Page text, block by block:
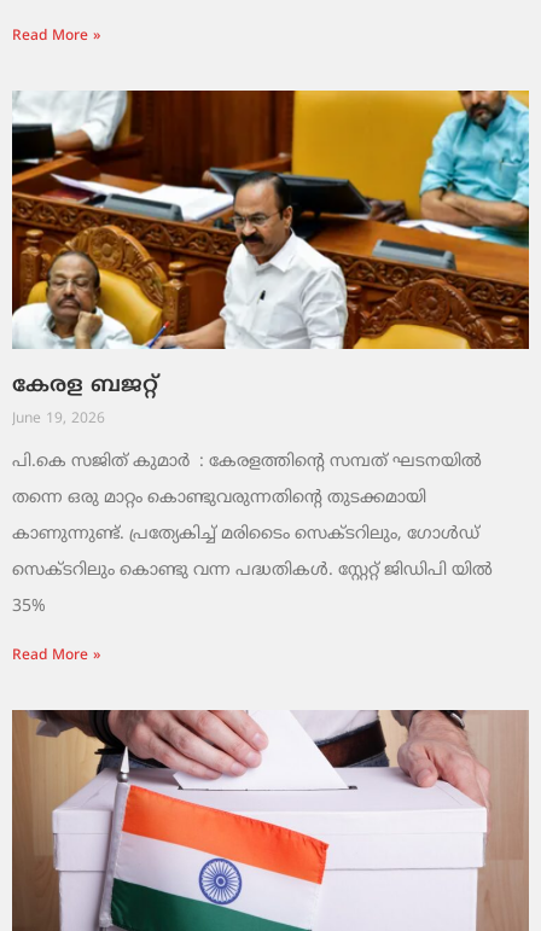
Read More »
കേരള ബജറ്റ്
June 19, 2026
പി.കെ സജിത് കുമാര്‍ : കേരളത്തിന്റെ സമ്പത് ഘടനയിൽ
തന്നെ ഒരു മാറ്റം കൊണ്ടുവരുന്നതിന്റെ തുടക്കമായി
കാണുന്നുണ്ട്. പ്രത്യേകിച്ച് മരിടൈം സെക്ടറിലും, ഗോൾഡ്
സെക്ടറിലും കൊണ്ടു വന്ന പദ്ധതികൾ. സ്റ്റേറ്റ് ജിഡിപി യിൽ
35%
Read More »